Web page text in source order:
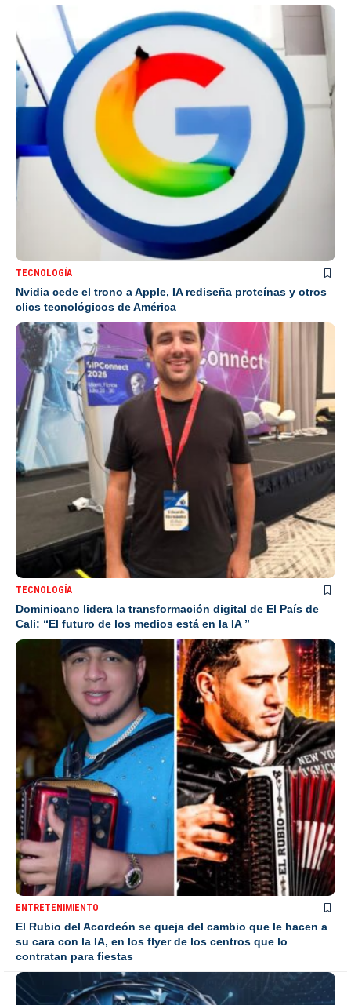
TECNOLOGÍA
Nvidia cede el trono a Apple, IA rediseña proteínas y otros
clics tecnológicos de América
TECNOLOGÍA
Dominicano lidera la transformación digital de El País de
Cali: “El futuro de los medios está en la IA ”
ENTRETENIMIENTO
El Rubio del Acordeón se queja del cambio que le hacen a
su cara con la IA, en los flyer de los centros que lo
contratan para fiestas